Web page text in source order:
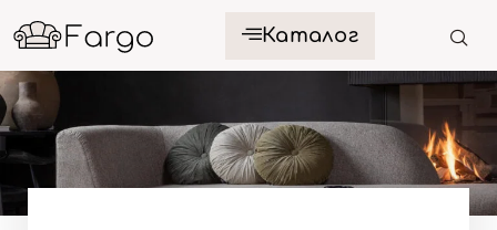
Каталог